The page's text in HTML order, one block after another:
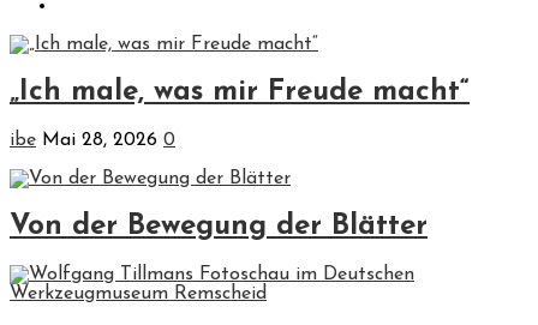
„Ich male, was mir Freude macht“
ibe Mai 28, 2026 0
Von der Bewegung der Blätter